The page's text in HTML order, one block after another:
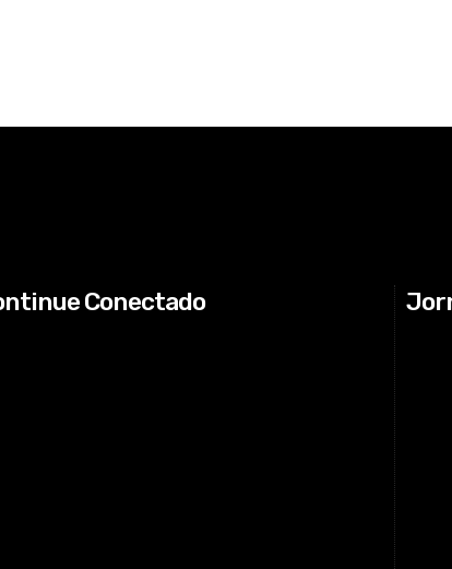
Conectado